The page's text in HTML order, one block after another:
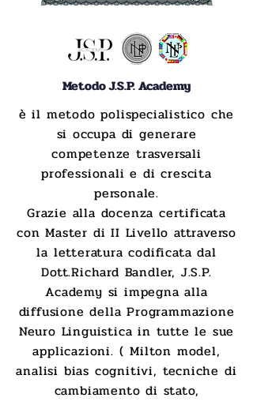
Metodo J.S.P. Academy
è il metodo polispecialistico che
si occupa di generare
competenze trasversali
professionali e di crescita
personale.
Grazie alla docenza certificata
con Master di II Livello attraverso
la letteratura codificata dal
Dott.Richard Bandler, J.S.P.
Academy si impegna alla
diffusione della Programmazione
Neuro Linguistica in tutte le sue
applicazioni. ( Milton model,
analisi bias cognitivi, tecniche di
cambiamento di stato,